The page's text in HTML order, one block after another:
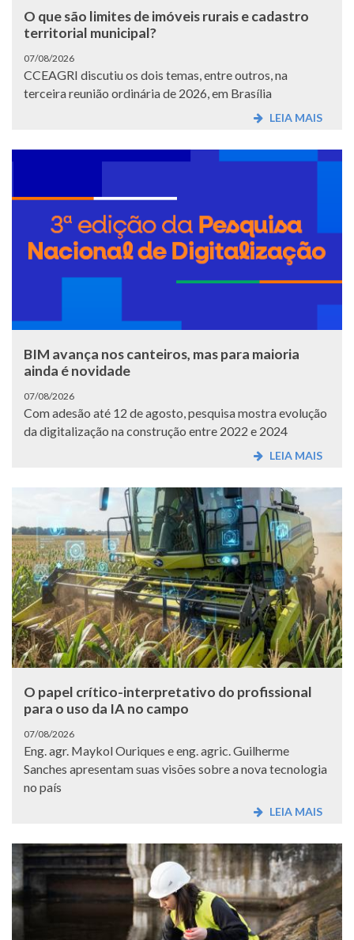
O que são limites de imóveis rurais e cadastro
territorial municipal?
07/08/2026
CCEAGRI discutiu os dois temas, entre outros, na
terceira reunião ordinária de 2026, em Brasília
LEIA MAIS
BIM avança nos canteiros, mas para maioria
ainda é novidade
07/08/2026
Com adesão até 12 de agosto, pesquisa mostra evolução
da digitalização na construção entre 2022 e 2024
LEIA MAIS
O papel crítico-interpretativo do profissional
para o uso da IA no campo
07/08/2026
Eng. agr. Maykol Ouriques e eng. agric. Guilherme
Sanches apresentam suas visões sobre a nova tecnologia
no país
LEIA MAIS